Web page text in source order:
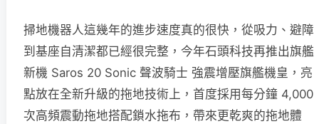
掃地機器人這幾年的進步速度真的很快，從吸力、避障
到基座自清潔都已經很完整，今年石頭科技再推出旗艦
新機 Saros 20 Sonic 聲波騎士 強震增壓旗艦機皇，亮
點放在全新升級的拖地技術上，首度採用每分鐘 4,000
次高頻震動拖地搭配鎖水拖布，帶來更乾爽的拖地體